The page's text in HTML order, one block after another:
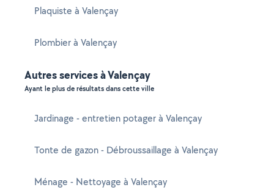
Plaquiste à Valençay
Plombier à Valençay
Autres services à Valençay
Ayant le plus de résultats dans cette ville
Jardinage - entretien potager à Valençay
Tonte de gazon - Débroussaillage à Valençay
Ménage - Nettoyage à Valençay